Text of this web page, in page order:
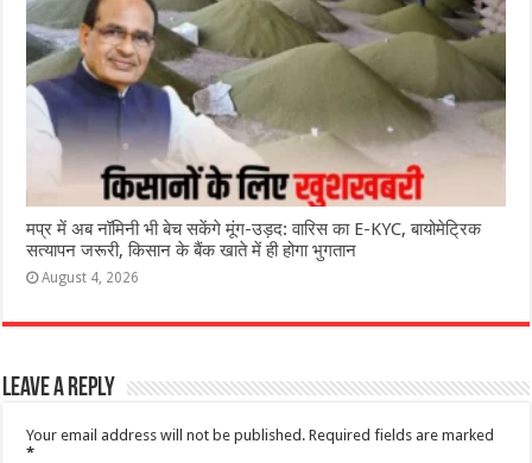
मप्र में अब नॉमिनी भी बेच सकेंगे मूंग-उड़द: वारिस का E-KYC, बायोमेट्रिक
सत्यापन जरूरी, किसान के बैंक खाते में ही होगा भुगतान
August 4, 2026
Leave a Reply
Your email address will not be published. Required fields are marked
*